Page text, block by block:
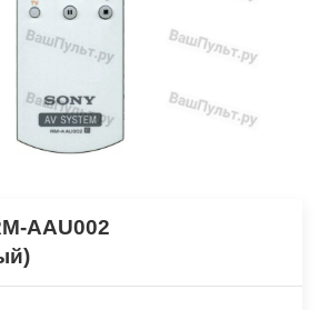
AAU002